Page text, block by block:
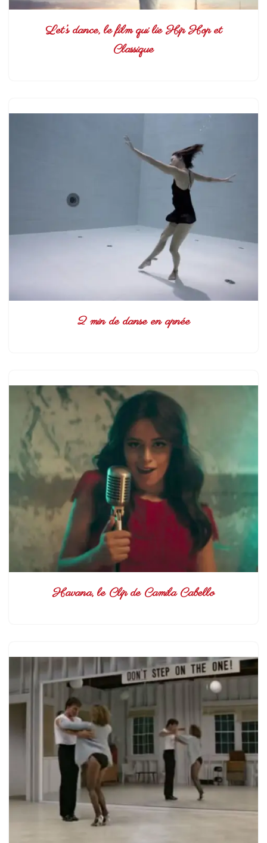
Let’s dance, le film qui lie Hip Hop et
Classique
2 min de danse en apnée
Havana, le Clip de Camila Cabello